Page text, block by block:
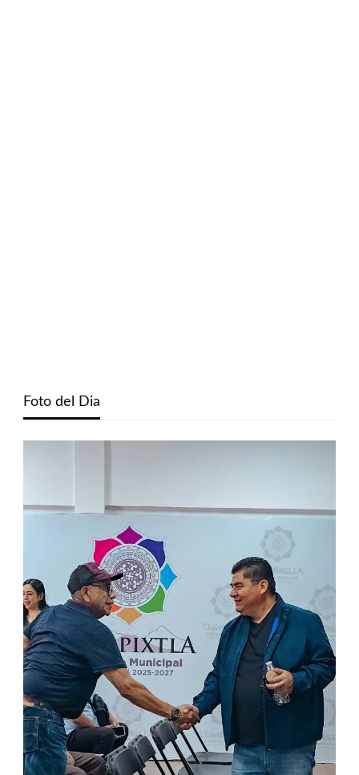
Foto del Dia